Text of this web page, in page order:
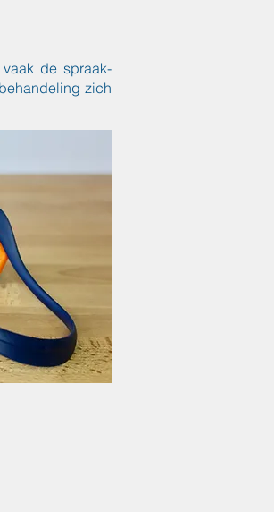
de spraak-
zich